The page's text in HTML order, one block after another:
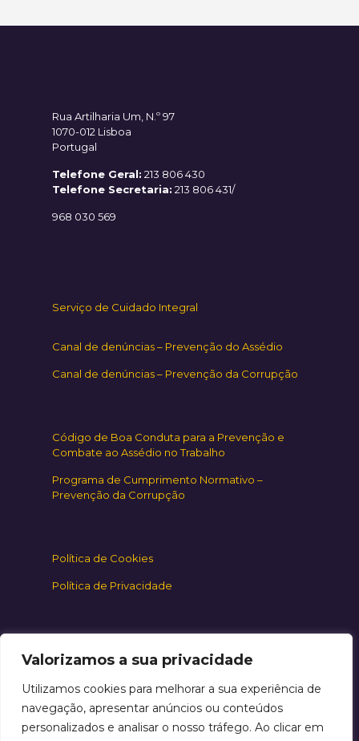
Valorizamos a sua privacidade
Utilizamos cookies para melhorar a sua experiência de
navegação, apresentar anúncios ou conteúdos
personalizados e analisar o nosso tráfego. Ao clicar em
Rua Artilharia Um, N.º 97
1070-012 Lisboa
Portugal
Telefone Geral: 213 806 430
Telefone Secretaria: 213 806 431/
968 030 569
Serviço de Cuidado Integral
Canal de denúncias – Prevenção do Assédio
Canal de denúncias – Prevenção da Corrupção
Código de Boa Conduta para a Prevenção e
Combate ao Assédio no Trabalho
Programa de Cumprimento Normativo –
Prevenção da Corrupção
Política de Cookies
Política de Privacidade